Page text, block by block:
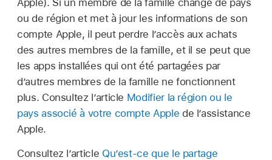
Apple). Si un membre de la famille change de pays
ou de région et met à jour les informations de son
compte Apple, il peut perdre l’accès aux achats
des autres membres de la famille, et il se peut que
les apps installées qui ont été partagées par
d’autres membres de la famille ne fonctionnent
plus. Consultez l’article Modifier la région ou le
pays associé à votre compte Apple de l’assistance
Apple.
Consultez l’article Qu’est-ce que le partage